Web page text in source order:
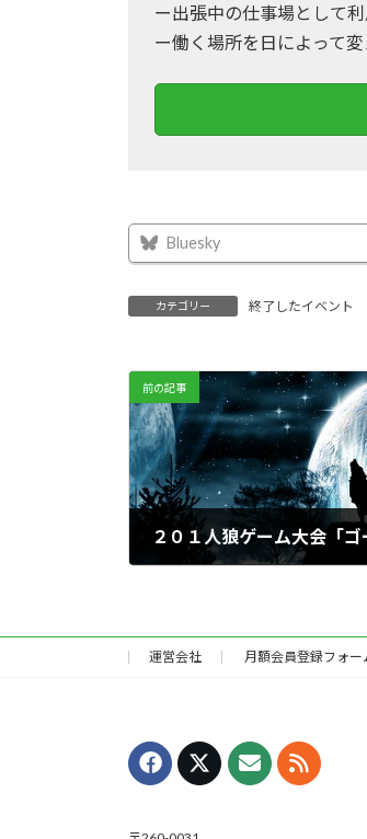
ー出張中の仕事場として
ー働く場所を日によって
Bluesky
カテゴリー 終了したイベント
前の記事
運営会社 月額会員登録フォー